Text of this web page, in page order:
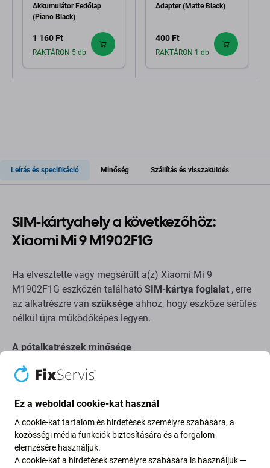
Akkumulátor Fedőlap
(Piano Black)
1 160 Ft
RAKTÁRON 5 db
Adapter (Matte Black)
400 Ft
RAKTÁRON 1 db
Leírás és specifikáció Minőség Szállítás és visszaküldés
SIM-kártyahely a következőhöz:
Xiaomi Mi 9 M1902F1G
Ha elvesztette vagy megsérült a(z) Xiaomi Mi 9
M1902F1G eszközén található SIM-kártya foglalat , erre
az alkatrészre van szüksége ahhoz, hogy eszköze sérülés
nélkül újra működőképes legyen.
A pótalkatrészek minősége
Minőség: Utángyártott alkatrész
megegyezik az eredetivel, ugyanazokkal a szabványokkal,
specifikációkkal és anyagokkal történik. Ez az eredeti
másolata, és az utángyártott alkatrész (ritka esetekben)
minimális eltéréseket mutathat a funkcionalitásban, a
minőségben vagy a megjelenésben. Ha többet szeretne
Ez a weboldal cookie-kat használ
A cookie-kat tartalom és hirdetések személyre szabására, a
közösségi média funkciók biztosítására és a forgalom
elemzésére használjuk.
A cookie-kat a hirdetések személyre szabására is használjuk —